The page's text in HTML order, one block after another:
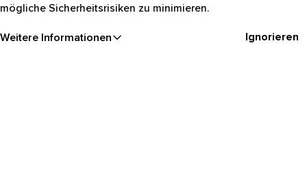
mögliche Sicherheitsrisiken zu minimieren.
Weitere Informationen Ignorieren